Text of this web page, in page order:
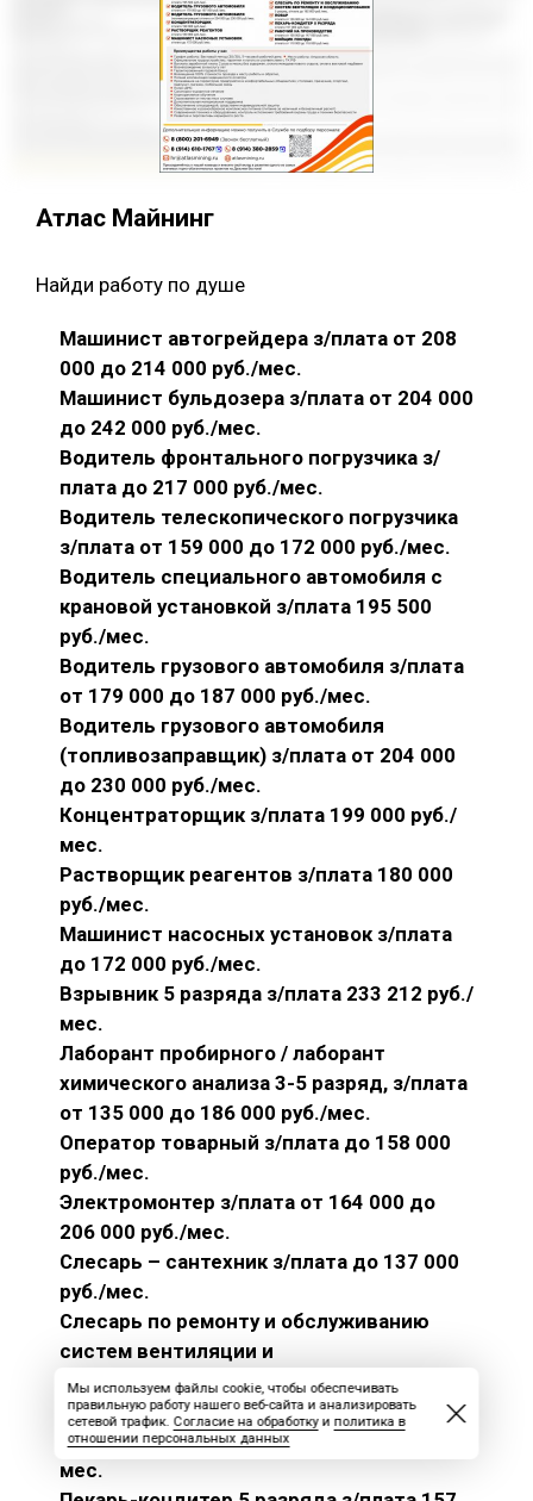
Атлас Майнинг
Найди работу по душе
Машинист автогрейдера з/плата от 208
000 до 214 000 руб./мес.
Машинист бульдозера з/плата от 204 000
до 242 000 руб./мес.
Водитель фронтального погрузчика з/
плата до 217 000 руб./мес.
Водитель телескопического погрузчика
з/плата от 159 000 до 172 000 руб./мес.
Водитель специального автомобиля с
крановой установкой з/плата 195 500
руб./мес.
Водитель грузового автомобиля з/плата
от 179 000 до 187 000 руб./мес.
Водитель грузового автомобиля
(топливозаправщик) з/плата от 204 000
до 230 000 руб./мес.
Концентраторщик з/плата 199 000 руб./
мес.
Растворщик реагентов з/плата 180 000
руб./мес.
Машинист насосных установок з/плата
до 172 000 руб./мес.
Взрывник 5 разряда з/плата 233 212 руб./
мес.
Лаборант пробирного / лаборант
химического анализа 3-5 разряд, з/плата
от 135 000 до 186 000 руб./мес.
Оператор товарный з/плата до 158 000
руб./мес.
Электромонтер з/плата от 164 000 до
206 000 руб./мес.
Слесарь – сантехник з/плата до 137 000
руб./мес.
Слесарь по ремонту и обслуживанию
систем вентиляции и
кондиционирования 5 разряд, з/плата до
162 600 руб./мес.
Повар з/плата от 126 000 до 144 000 руб./
мес.
Мы используем файлы cookie, чтобы обеспечивать
правильную работу нашего веб-сайта и анализировать
сетевой трафик. Согласие на обработкуи политика в
отношении персональных данных